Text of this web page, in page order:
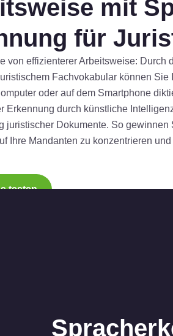
mit
für
von effizienterer Arbeitsweise: Durch
Fachvokabular können Sie
oder auf dem Smartphone
Erkennung durch künstliche
juristischer Dokumente. So gewinnen
Ihre Mandanten zu konzentrieren
testen